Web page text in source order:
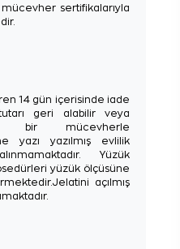
sertifikalarıyla
14 gün içerisinde iade
geri alabilir veya
bir mücevherle
yazı yazılmış evlilik
Yüzük
yüzük ölçüsüne
açılmış